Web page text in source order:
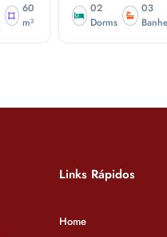
60
m²
02
Dorms
03
Links Rápidos
Home